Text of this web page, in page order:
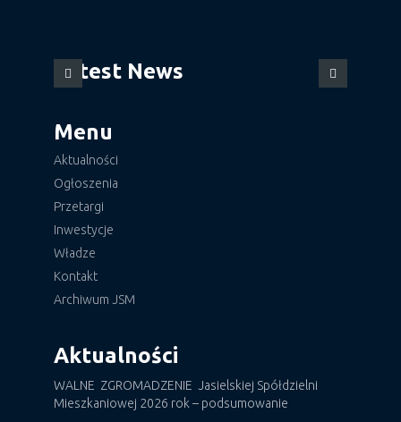
Latest News
Menu
Aktualności
Ogłoszenia
Przetargi
Inwestycje
Władze
Kontakt
Archiwum JSM
Aktualności
WALNE ZGROMADZENIE Jasielskiej Spółdzielni
Mieszkaniowej 2026 rok – podsumowanie